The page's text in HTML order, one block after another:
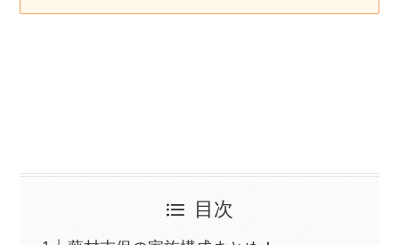
目次